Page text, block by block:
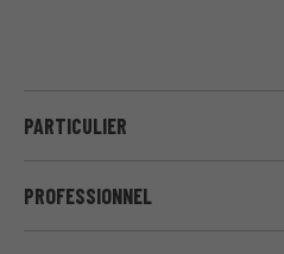
PARTICULIER
PROFESSIONNEL